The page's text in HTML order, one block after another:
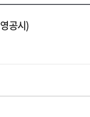
공시)